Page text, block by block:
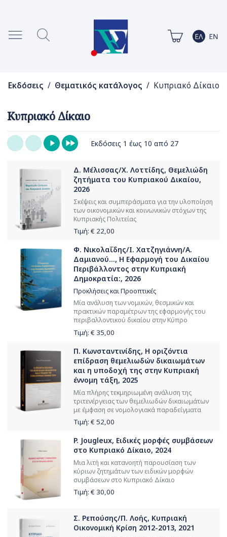
Εκδόσεις / Θεματικός κατάλογος / Κυπριακό Δίκαιο
Κυπριακό Δίκαιο
Εκδόσεις 1 έως 10 από 27
Δ. Μέλισσας/Χ. Λοττίδης, Θεμελιώδη
ζητήματα του Κυπριακού Δικαίου,
2026
Σκέψεις και συμπεράσματα για την υλοποίηση
των οικονομικών και κοινωνικών στόχων της
Κυπριακής Πολιτείας
Τιμή: € 22,00
Φ. Νικολαΐδης/Ι. Χατζηγιάννη/Α.
Δαμιανού..., Η Εφαρμογή του Δικαίου
Περιβάλλοντος στην Κυπριακή
Δημοκρατία:, 2026
Προκλήσεις και Προοπτικές
Μία ανάλυση των νομικών, θεσμικών και
πρακτικών παραμέτρων της εφαρμογής του
περιβαλλοντικού δικαίου στην Κύπρο
Τιμή: € 35,00
Π. Κωνσταντινίδης, Η οριζόντια
επίδραση θεμελιωδών δικαιωμάτων
και η υποδοχή της στην Kυπριακή
έννομη τάξη, 2025
Μία πλήρης τεκμηριωμένη ανάλυση της
τριτενέργειας των θεμελιωδών δικαιωμάτων
με έμφαση σε νομολογιακά παραδείγματα
Τιμή: € 52,00
P. Jougleux, Ειδικές μορφές συμβάσεων
στο Κυπριακό Δίκαιο, 2024
Μια λιτή και κατανοητή παρουσίαση των
κύριων ζητημάτων των ειδικών μορφών
συμβάσεων στο Κυπριακό Δίκαιο
Τιμή: € 30,00
Σ. Ρεπούσης/Π. Λοής, Κυπριακή
Οικονομική Κρίση 2012-2013, 2021